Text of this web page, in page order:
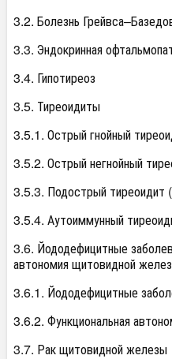
3.2. Болезнь
3.3. Эндокринная
3.4. Гипотиреоз
3.5. Тиреоидиты
3.5.1. Острый гнойный
3.5.2. Острый негнойный
3.5.3. Подострый тиреоидит
3.5.4. Аутоиммунный
3.6. Йододефицитные
автономия щитовидной
3.6.1. Йододефицитные
3.6.2. Функциональная
3.7. Рак щитовидной железы